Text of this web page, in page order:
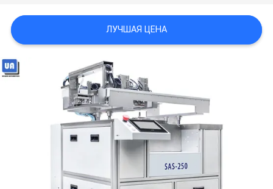
САЙТА
PRIVACY
POLICY
ЛУЧШАЯ ЦЕНА